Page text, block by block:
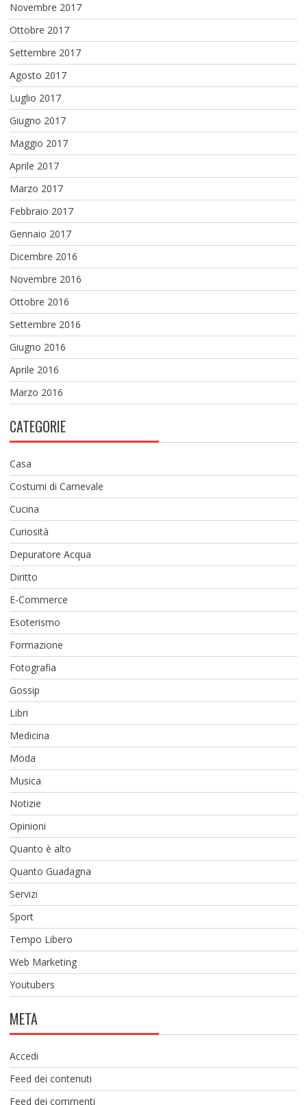
Novembre 2017
Ottobre 2017
Settembre 2017
Agosto 2017
Luglio 2017
Giugno 2017
Maggio 2017
Aprile 2017
Marzo 2017
Febbraio 2017
Gennaio 2017
Dicembre 2016
Novembre 2016
Ottobre 2016
Settembre 2016
Giugno 2016
Aprile 2016
Marzo 2016
CATEGORIE
Casa
Costumi di Carnevale
Cucina
Curiosità
Depuratore Acqua
Diritto
E-Commerce
Esoterismo
Formazione
Fotografia
Gossip
Libri
Medicina
Moda
Musica
Notizie
Opinioni
Quanto è alto
Quanto Guadagna
Servizi
Sport
Tempo Libero
Web Marketing
Youtubers
META
Accedi
Feed dei contenuti
Feed dei commenti